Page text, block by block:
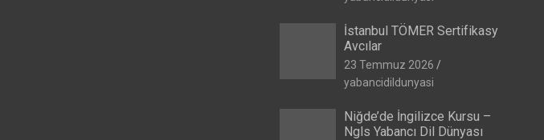
İstanbul TÖMER Sertifikasy
Avcılar
23 Temmuz 2026
yabancidildunyasi
Niğde’de İngilizce Kursu –
Ngls Yabancı Dil Dünyası